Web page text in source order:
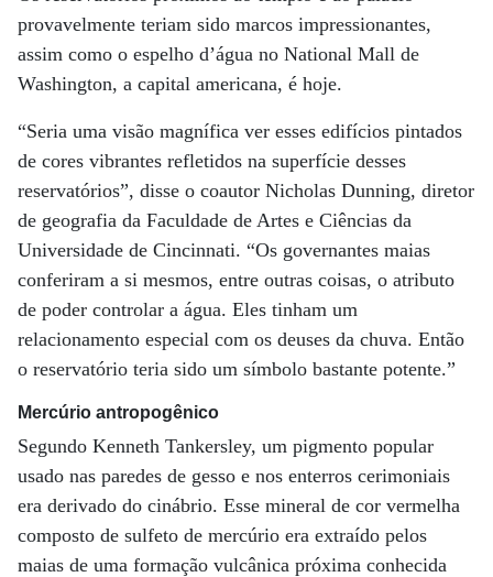
provavelmente teriam sido marcos impressionantes,
assim como o espelho d’água no National Mall de
Washington, a capital americana, é hoje.
“Seria uma visão magnífica ver esses edifícios pintados
de cores vibrantes refletidos na superfície desses
reservatórios”, disse o coautor Nicholas Dunning, diretor
de geografia da Faculdade de Artes e Ciências da
Universidade de Cincinnati. “Os governantes maias
conferiram a si mesmos, entre outras coisas, o atributo
de poder controlar a água. Eles tinham um
relacionamento especial com os deuses da chuva. Então
o reservatório teria sido um símbolo bastante potente.”
Mercúrio antropogênico
Segundo Kenneth Tankersley, um pigmento popular
usado nas paredes de gesso e nos enterros cerimoniais
era derivado do cinábrio. Esse mineral de cor vermelha
composto de sulfeto de mercúrio era extraído pelos
maias de uma formação vulcânica próxima conhecida